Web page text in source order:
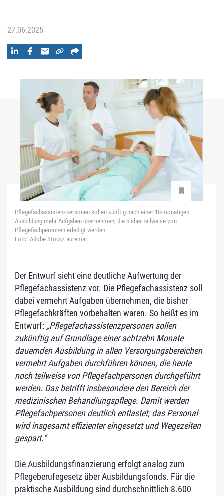
27.06.2025
Pflegefachassistenzpersonen sollen künftig nach einer 18-monatigen
Ausbildung mehr Aufgaben übernehmen, die bisher teilweise von
Pflegefachpersonen erledigt werden.
Foto: Adobe Stock/ auremar
Der Entwurf sieht eine deutliche Aufwertung der
Pflegefachassistenz vor. Die Pflegefachassistenz soll
dabei vermehrt Aufgaben übernehmen, die bisher
Pflegefachkräften vorbehalten waren. So heißt es im
Entwurf: „Pflegefachassistenzpersonen sollen
zukünftig auf Grundlage einer achtzehn Monate
dauernden Ausbildung in allen Versorgungsbereichen
vermehrt Aufgaben durchführen können, die heute
noch teilweise von Pflegefachpersonen durchgeführt
werden. Das betrifft insbesondere den Bereich der
medizinischen Behandlungspflege. Damit werden
Pflegefachpersonen deutlich entlastet; das Personal
wird insgesamt effizienter eingesetzt und Wegezeiten
gespart.“
Die Ausbildungsfinanzierung erfolgt analog zum
Pflegeberufegesetz über Ausbildungsfonds. Für die
praktische Ausbildung sind durchschnittlich 8.600